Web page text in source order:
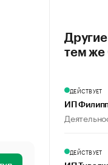
тем
ДЕЙСТВУЕТ
ИП
ДЕЙСТВУЕТ